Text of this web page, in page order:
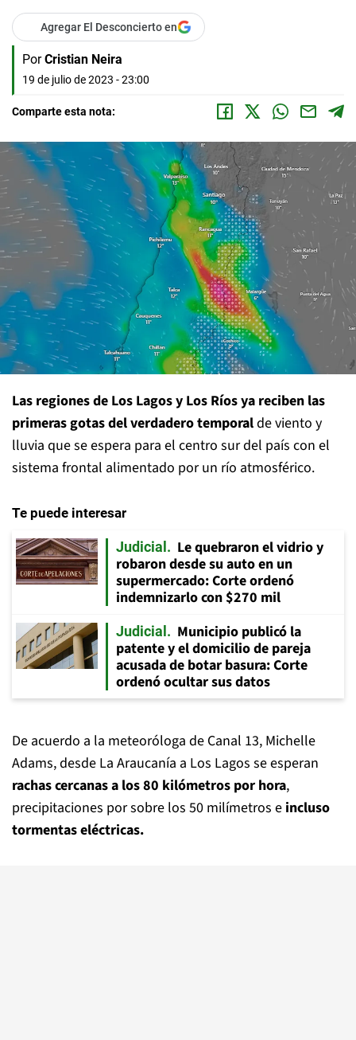
Agregar El Desconcierto en
Por Cristian Neira
19 de julio de 2023 - 23:00
Comparte esta nota:
Las regiones de Los Lagos y Los Ríos ya reciben las
primeras gotasdel verdadero temporalde viento y
lluvia que se espera para el centro sur del país con el
sistema frontal alimentado por un río atmosférico.
Te puede interesar
Judicial
Le quebraron el vidrio y
robaron desde su auto en un
supermercado: Corte ordenó
indemnizarlo con $270 mil
Judicial
Municipio publicó la
patente y el domicilio de pareja
acusada de botar basura: Corte
ordenó ocultar sus datos
De acuerdo a la meteoróloga de Canal 13, Michelle
Adams, desde La Araucanía a Los Lagos se esperan
rachas cercanas a los 80 kilómetros por hora,
precipitaciones por sobre los 50 milímetros e incluso
tormentas eléctricas.